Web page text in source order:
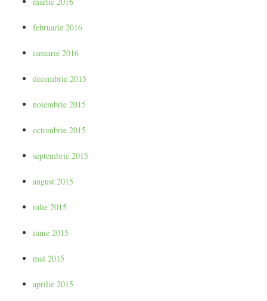
februarie 2016
ianuarie 2016
decembrie 2015
noiembrie 2015
octombrie 2015
septembrie 2015
august 2015
iulie 2015
iunie 2015
mai 2015
aprilie 2015